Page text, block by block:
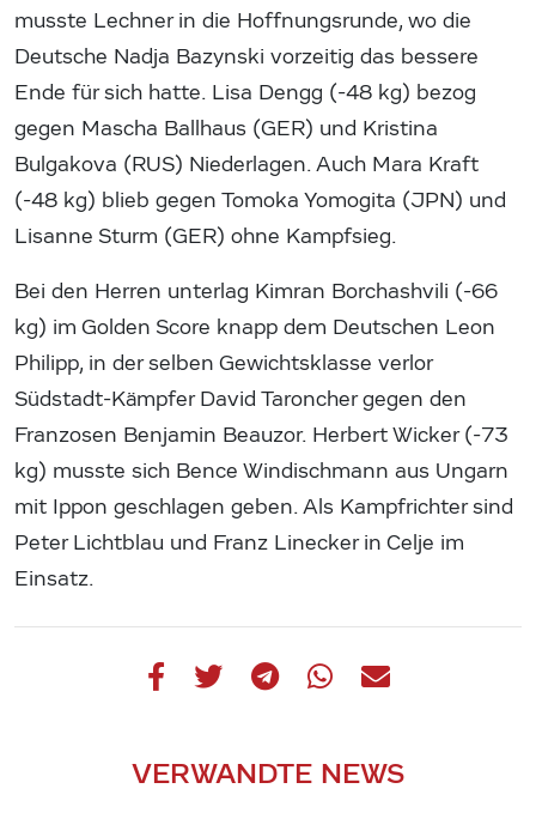
musste Lechner in die Hoffnungsrunde, wo die
Deutsche Nadja Bazynski vorzeitig das bessere
Ende für sich hatte. Lisa Dengg (-48 kg) bezog
gegen Mascha Ballhaus (GER) und Kristina
Bulgakova (RUS) Niederlagen. Auch Mara Kraft
(-48 kg) blieb gegen Tomoka Yomogita (JPN) und
Lisanne Sturm (GER) ohne Kampfsieg.
Bei den Herren unterlag Kimran Borchashvili (-66
kg) im Golden Score knapp dem Deutschen Leon
Philipp, in der selben Gewichtsklasse verlor
Südstadt-Kämpfer David Taroncher gegen den
Franzosen Benjamin Beauzor. Herbert Wicker (-73
kg) musste sich Bence Windischmann aus Ungarn
mit Ippon geschlagen geben. Als Kampfrichter sind
Peter Lichtblau und Franz Linecker in Celje im
Einsatz.
VERWANDTE NEWS